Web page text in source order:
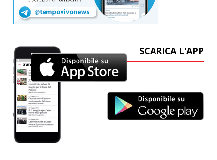
SCARICA L'APP